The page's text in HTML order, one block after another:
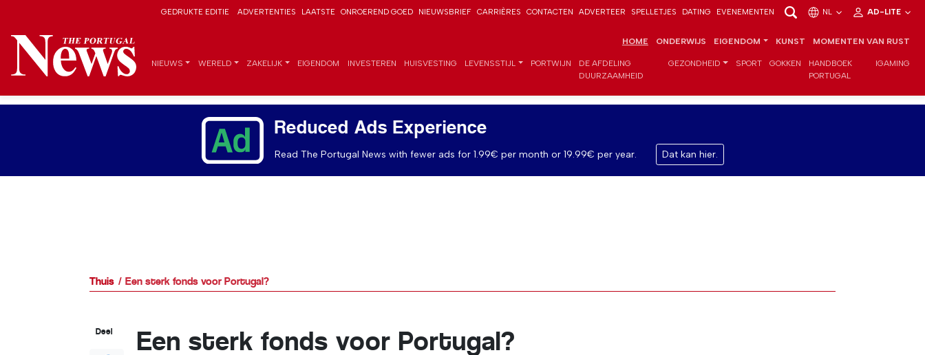
GEDRUKTE EDITIE ADVERTENTIES LAATSTE ONROEREND GOED NIEUWSBRIEF CARRIÈRES CONTACTEN ADVERTEER SPELLETJES DATING EVENEMENTEN NL AD-LITE
HOME ONDERWIJS EIGENDOM KUNST MOMENTEN VAN RUST
NIEUWS WERELD ZAKELIJK EIGENDOM INVESTEREN HUISVESTING LEVENSSTIJL PORTWIJN
DE AFDELING
DUURZAAMHEID
GEZONDHEID SPORT GOKKEN
HANDBOEK
PORTUGAL
IGAMING
Reduced Ads Experience
Read The Portugal News with fewer ads for 1.99€ per month or 19.99€ per year. Dat kan hier.
Thuis Een sterk fonds voor Portugal?
Een sterk fonds voor Portugal?
Deel